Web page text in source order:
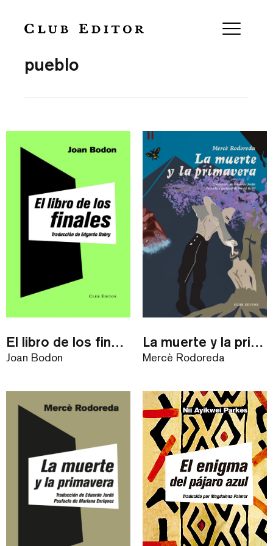
pueblo
El libro de los finales
Joan Bodon
La muerte y la primavera
Mercè Rodoreda